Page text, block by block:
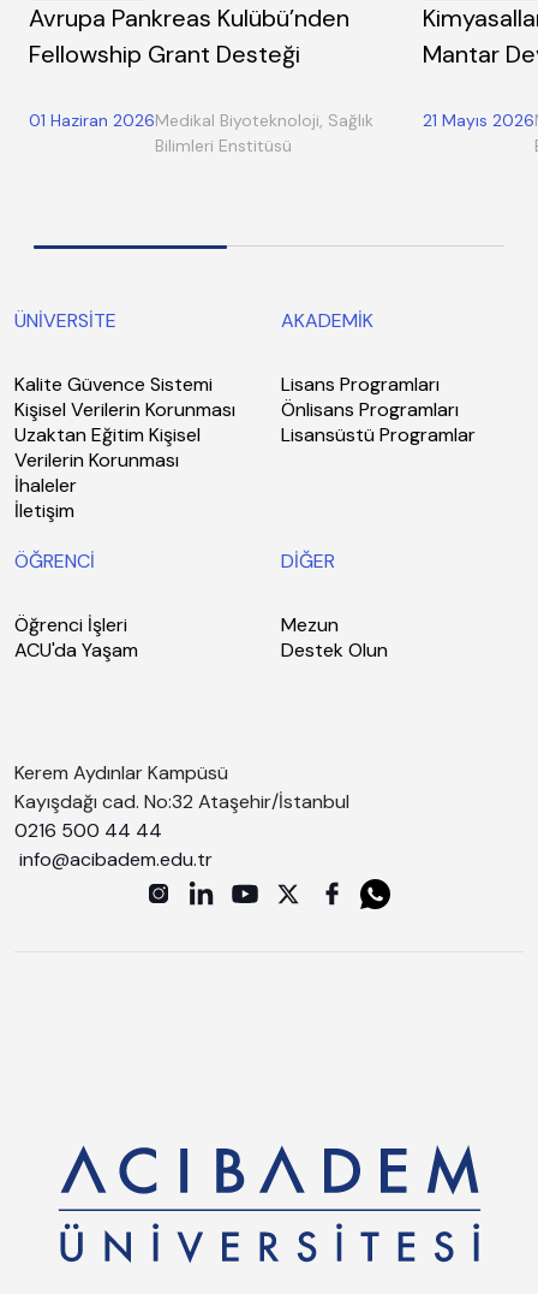
Avrupa Pankreas Kulübü’nden
Fellowship Grant Desteği
01 Haziran 2026Medikal Biyoteknoloji, Sağlık
Bilimleri Enstitüsü
Mantar
21 Mayıs 2026
ÜNİVERSİTE
Kalite Güvence Sistemi
Kişisel Verilerin Korunması
Uzaktan Eğitim Kişisel
Verilerin Korunması
İhaleler
İletişim
AKADEMİK
Lisans Programları
Önlisans Programları
Lisansüstü Programlar
ÖĞRENCİ
Öğrenci İşleri
ACU'da Yaşam
DİĞER
Mezun
Destek Olun
Kerem Aydınlar Kampüsü
Kayışdağı cad. No:32 Ataşehir/İstanbul
0216 500 44 44
info@acibadem.edu.tr